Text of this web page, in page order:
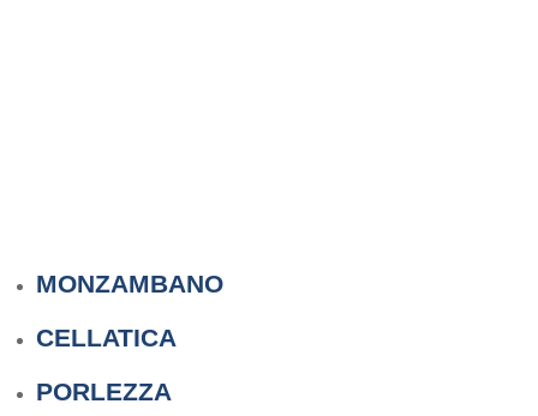
MONZAMBANO
CELLATICA
PORLEZZA